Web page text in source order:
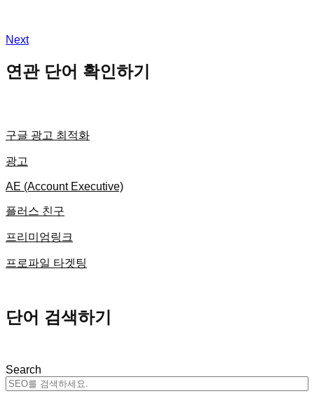
Next
연관 단어 확인하기
구글 광고 최적화
광고
AE (Account Executive)
플러스 친구
프리미엄링크
프로파일 타겟팅
단어 검색하기
Search